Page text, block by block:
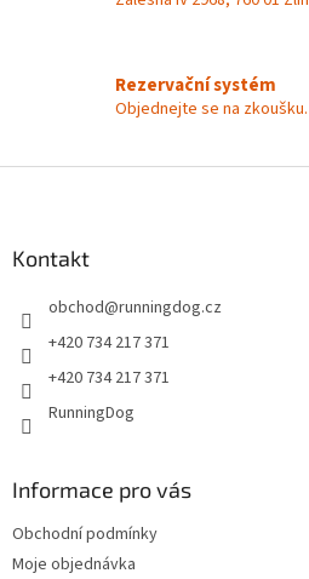
ý
s
u
Rezervační systém
Objednejte se na zkoušku.
Kontakt
obchod@runningdog.cz
+420 734 217 371
+420 734 217 371
RunningDog
Informace pro vás
Obchodní podmínky
Moje objednávka